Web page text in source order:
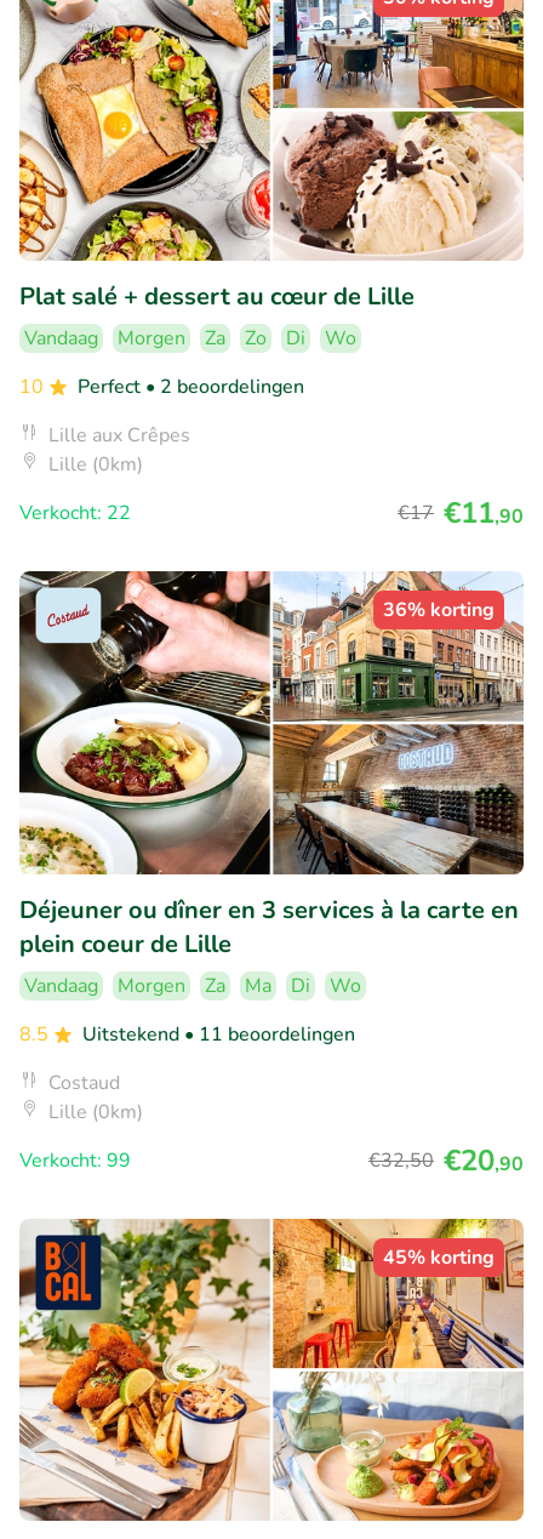
Plat salé + dessert au cœur de Lille
Vandaag Morgen Za Zo Di
Wo
10
Perfect • 2 beoordelingen
Lille aux Crêpes
Lille (0km)
Verkocht: 22
€17 €11,90
36% korting
Déjeuner ou dîner en 3 services à la carte en
plein coeur de Lille
Vandaag Morgen Za Ma Di
Wo
8.5
Uitstekend • 11 beoordelingen
Costaud
Lille (0km)
Verkocht: 99
€32,50 €20,90
45% korting